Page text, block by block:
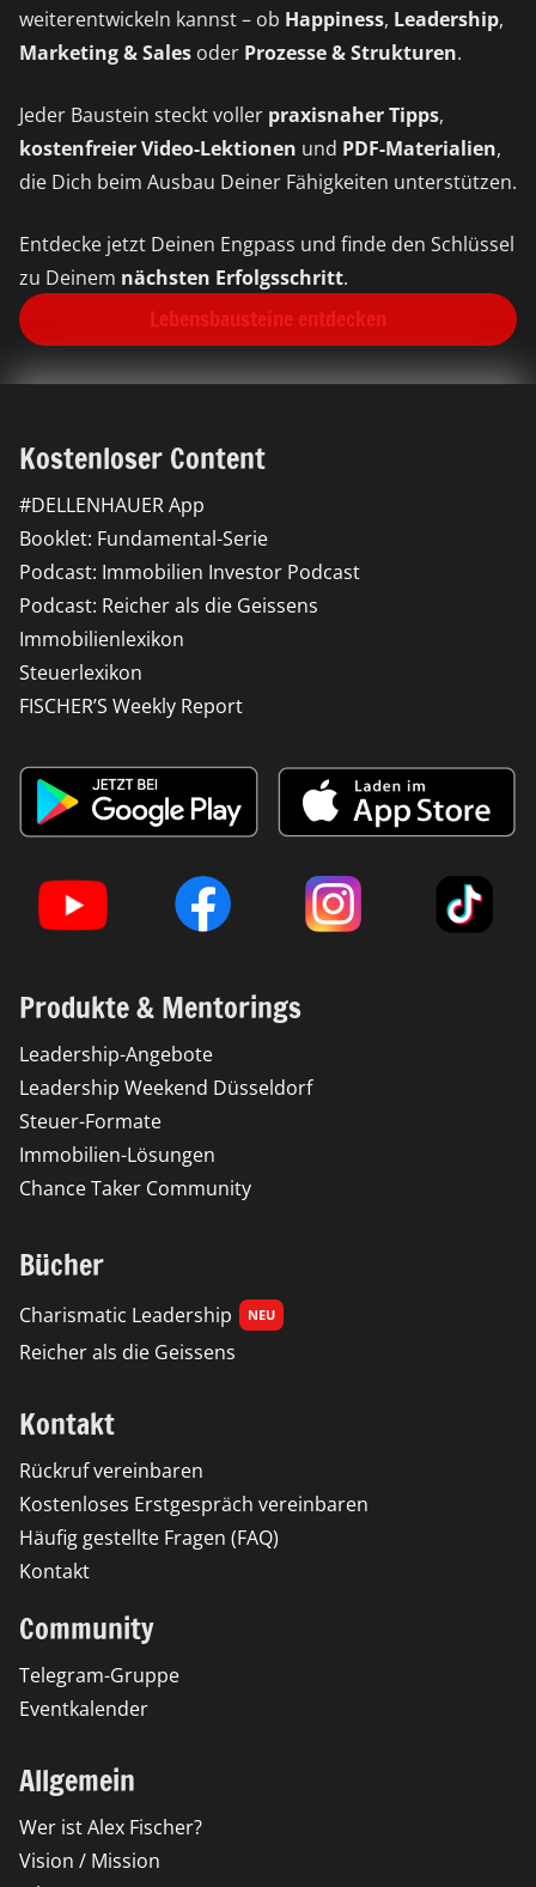
weiterentwickeln kannst – ob Happiness, Leadership,
Marketing & Sales oder Prozesse & Strukturen.
Jeder Baustein steckt voller praxisnaher Tipps,
kostenfreier Video-Lektionen und PDF-Materialien,
die Dich beim Ausbau Deiner Fähigkeiten unterstützen.
Entdecke jetzt Deinen Engpass und finde den Schlüssel
zu Deinem nächsten Erfolgsschritt.
Lebensbausteine entdecken
Kostenloser Content
#DELLENHAUER App
Booklet: Fundamental-Serie
Podcast: Immobilien Investor Podcast
Podcast: Reicher als die Geissens
Immobilienlexikon
Steuerlexikon
FISCHER’S Weekly Report
Produkte & Mentorings​
Leadership-Angebote
Leadership Weekend Düsseldorf
Steuer-Formate
Immobilien-Lösungen
Chance Taker Community
Bücher
Charismatic Leadership NEU
Reicher als die Geissens
Kontakt
Rückruf vereinbaren
Kostenloses Erstgespräch vereinbaren
Häufig gestellte Fragen (FAQ)
Kontakt
Community
Telegram-Gruppe
Eventkalender
Allgemein
Wer ist Alex Fischer?
Vision / Mission